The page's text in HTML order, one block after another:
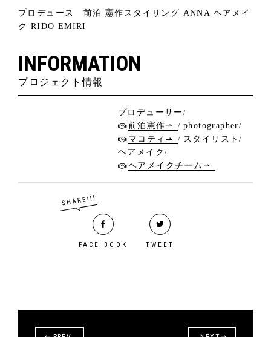
プロデュース 前泊 憲作 スタイリング ANNA ヘアメイ
ク RIDO EMIRI
INFORMATION
プロジェクト情報
プロデューサー
前泊憲作
photographer
マコティ
スタイリスト
ヘアメイク
ヘアメイクチーム
FACE BOOK TWEET